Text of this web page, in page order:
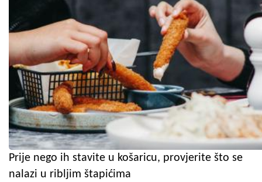
Prije nego ih stavite u košaricu, provjerite što se
nalazi u ribljim štapićima